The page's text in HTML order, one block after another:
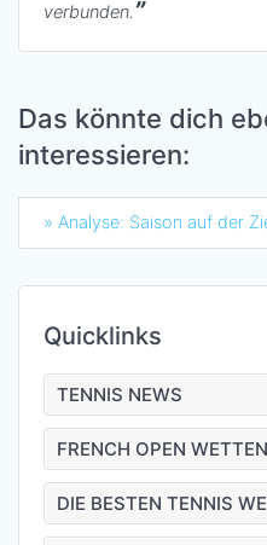
verbunden.
Das könnte dich
interessieren:
» Analyse: Saison auf der
Quicklinks
TENNIS NEWS
FRENCH OPEN WETTEN
DIE BESTEN TENNIS